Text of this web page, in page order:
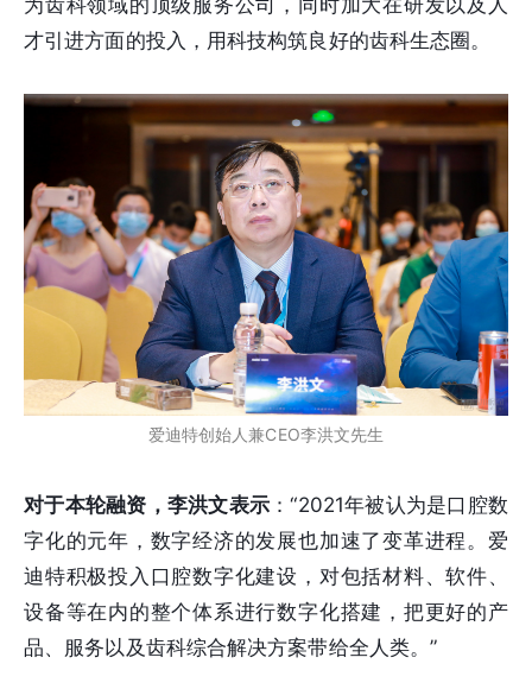
才引进方面的投入，用科技构筑良好的齿科生态圈。
爱迪特创始人兼CEO李洪文先生
对于本轮融资，李洪文表示 ：“2021年被认为是口腔数
字化的元年，数字经济的发展也加速了变革进程。爱
迪特积极投入口腔数字化建设，对包括材料、软件、
设备等在内的整个体系进行数字化搭建，把更好的产
品、服务以及齿科综合解决方案带给全人类。”